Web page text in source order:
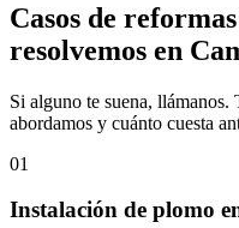
Casos de
resolvemos en
Si alguno te suena,
abordamos y cuánto cuesta
01
Instalación de plomo